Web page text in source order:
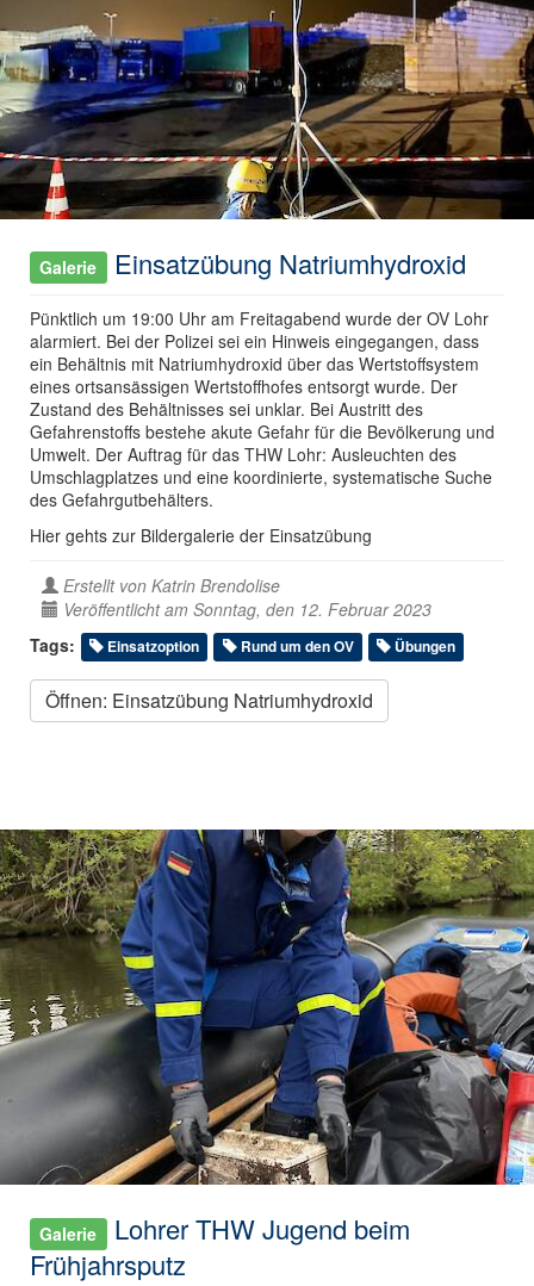
Galerie Einsatzübung Natriumhydroxid
Pünktlich um 19:00 Uhr am Freitagabend wurde der OV Lohr
alarmiert. Bei der Polizei sei ein Hinweis eingegangen, dass
ein Behältnis mit Natriumhydroxid über das Wertstoffsystem
eines ortsansässigen Wertstoffhofes entsorgt wurde. Der
Zustand des Behältnisses sei unklar. Bei Austritt des
Gefahrenstoffs bestehe akute Gefahr für die Bevölkerung und
Umwelt. Der Auftrag für das THW Lohr: Ausleuchten des
Umschlagplatzes und eine koordinierte, systematische Suche
des Gefahrgutbehälters.
Hier gehts zur Bildergalerie der Einsatzübung
Erstellt von Katrin Brendolise
Veröffentlicht am Sonntag, den 12. Februar 2023
Tags:
Einsatzoption Rund um den OV Übungen
Öffnen: Einsatzübung Natriumhydroxid
Galerie
Lohrer THW Jugend beim
Frühjahrsputz